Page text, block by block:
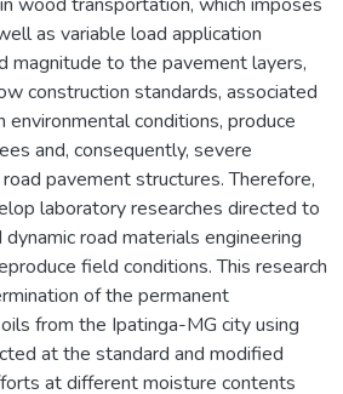
as variable load application
magnitude to the pavement layers,
construction standards, associated
environmental conditions, produce
and, consequently, severe
pavement structures. Therefore,
laboratory researches directed to
road materials engineering
field conditions. This research
of the permanent
from the Ipatinga-MG city using
at the standard and modified
at different moisture contents